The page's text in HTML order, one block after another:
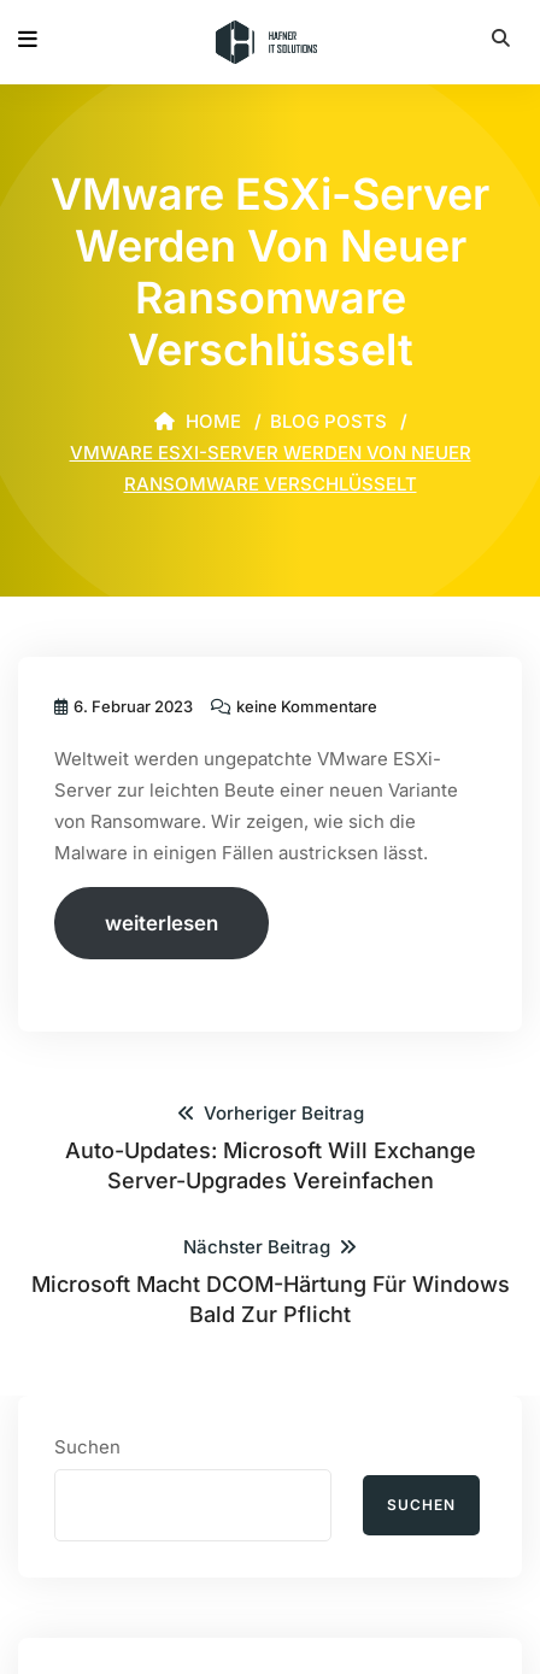
VMware ESXi-Server
Werden Von Neuer
Ransomware
Verschlüsselt
HOME
BLOG POSTS
VMWARE ESXI-SERVER WERDEN VON NEUER
RANSOMWARE VERSCHLÜSSELT
6. Februar 2023 keine Kommentare
Weltweit werden ungepatchte VMware ESXi-
Server zur leichten Beute einer neuen Variante
von Ransomware. Wir zeigen, wie sich die
Malware in einigen Fällen austricksen lässt.
weiterlesen
Vorheriger Beitrag
Auto-Updates: Microsoft Will Exchange
Server-Upgrades Vereinfachen
Nächster Beitrag
Microsoft Macht DCOM-Härtung Für Windows
Bald Zur Pflicht
Suchen
SUCHEN